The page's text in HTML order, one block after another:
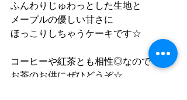
ふんわりじゅわっとした生地と
メープルの優しい甘さに
ほっこりしちゃうケーキです☆
コーヒーや紅茶とも相性◎なので
お茶のお供にぜひどうぞ☆